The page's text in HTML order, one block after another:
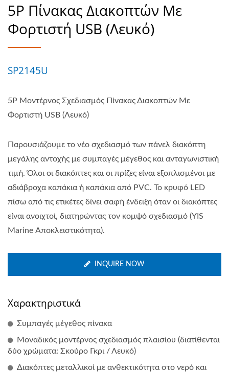
5P Πίνακας Διακοπτών Με
Φορτιστή USB (Λευκό)
SP2145U
5P Μοντέρνος Σχεδιασμός Πίνακας Διακοπτών Με
Φορτιστή USB (Λευκό)
Παρουσιάζουμε το νέο σχεδιασμό των πάνελ διακόπτη
μεγάλης αντοχής με συμπαγές μέγεθος και ανταγωνιστική
τιμή. Όλοι οι διακόπτες και οι πρίζες είναι εξοπλισμένοι με
αδιάβροχα καπάκια ή καπάκια από PVC. Το κρυφό LED
πίσω από τις ετικέτες δίνει σαφή ένδειξη όταν οι διακόπτες
είναι ανοιχτοί, διατηρώντας τον κομψό σχεδιασμό (YIS
Marine Αποκλειστικότητα).
INQUIRE NOW
Χαρακτηριστικά
Συμπαγές μέγεθος πίνακα
Μοναδικός μοντέρνος σχεδιασμός πλαισίου (διατίθενται
δύο χρώματα: Σκούρο Γκρι / Λευκό)
Διακόπτες μεταλλικοί με ανθεκτικότητα στο νερό και